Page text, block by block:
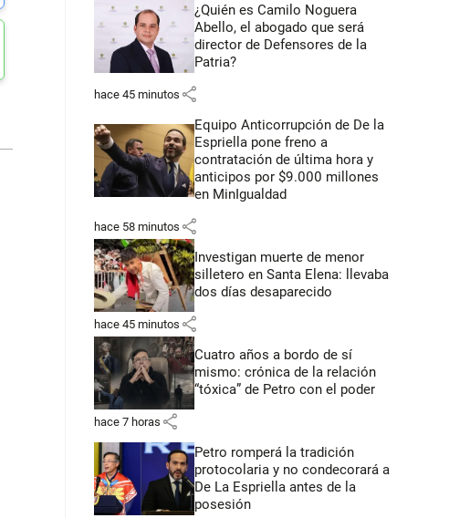
¿Quién es Camilo Noguera
Abello, el abogado que será
director de Defensores de la
Patria?
hace 45 minutos share
Equipo Anticorrupción de De la
Espriella pone freno a
contratación de última hora y
anticipos por $9.000 millones
en MinIgualdad
hace 58 minutos share
Investigan muerte de menor
silletero en Santa Elena: llevaba
dos días desaparecido
hace 45 minutos share
Cuatro años a bordo de sí
mismo: crónica de la relación
“tóxica” de Petro con el poder
hace 7 horas share
Petro romperá la tradición
protocolaria y no condecorará a
De La Espriella antes de la
posesión